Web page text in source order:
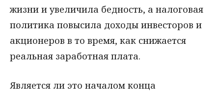
жизни и увеличила бедность, а налоговая
политика повысила доходы инвесторов и
акционеров в то время, как снижается
реальная заработная плата.
Является ли это началом конца